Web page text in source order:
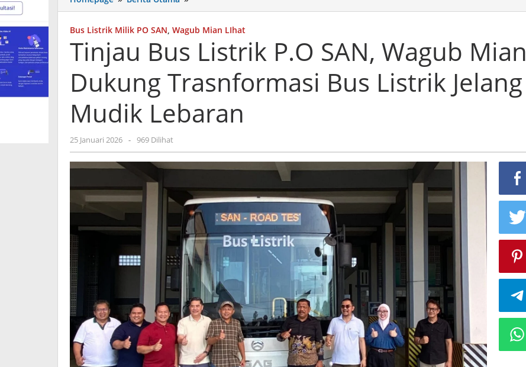
Bus
P.O
Wagub
Dukung
Bus
Listrik
Lebaran
Bus Listrik Milik PO SAN Wagub Mian LIhat
Tinjau Bus Listrik P.O SAN, Wagub Mian
Dukung Trasnformasi Bus Listrik Jelang
Mudik Lebaran
25 Januari 2026 oleh
admin
- 969 Dilihat